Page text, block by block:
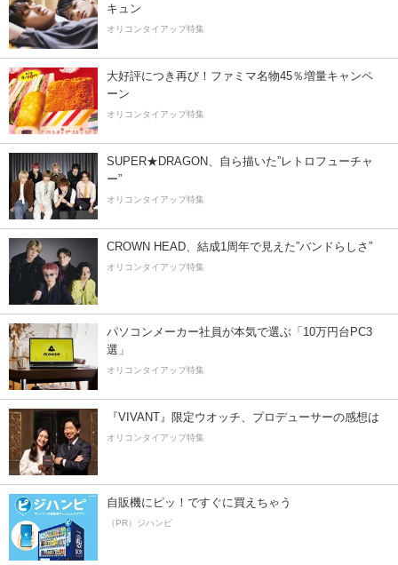
キュン
オリコンタイアップ特集
大好評につき再び！ファミマ名物45％増量キャンペ
ーン
オリコンタイアップ特集
SUPER★DRAGON、自ら描いた”レトロフューチャ
ー”
オリコンタイアップ特集
CROWN HEAD、結成1周年で見えた”バンドらしさ”
オリコンタイアップ特集
パソコンメーカー社員が本気で選ぶ「10万円台PC3
選」
オリコンタイアップ特集
『VIVANT』限定ウオッチ、プロデューサーの感想は
オリコンタイアップ特集
自販機にピッ！ですぐに買えちゃう
（PR）ジハンピ